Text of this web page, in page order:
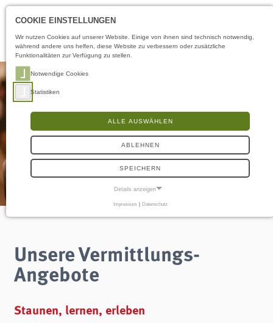
Öffnungszeiten
Unsere Vermittlungs-
Angebote
Staunen, lernen, erleben
COOKIE EINSTELLUNGEN
Wir nutzen Cookies auf unserer Website. Einige von ihnen sind technisch notwendig,
während andere uns helfen, diese Website zu verbessern oder zusätzliche
Funktionalitäten zur Verfügung zu stellen.
Notwendige Cookies
Statistiken
ALLE AUSWÄHLEN
ABLEHNEN
SPEICHERN
Details anzeigen
Frontend User
Name:
fe_typo3_user
museen-flensburg.de
Impressum | Datenschutz